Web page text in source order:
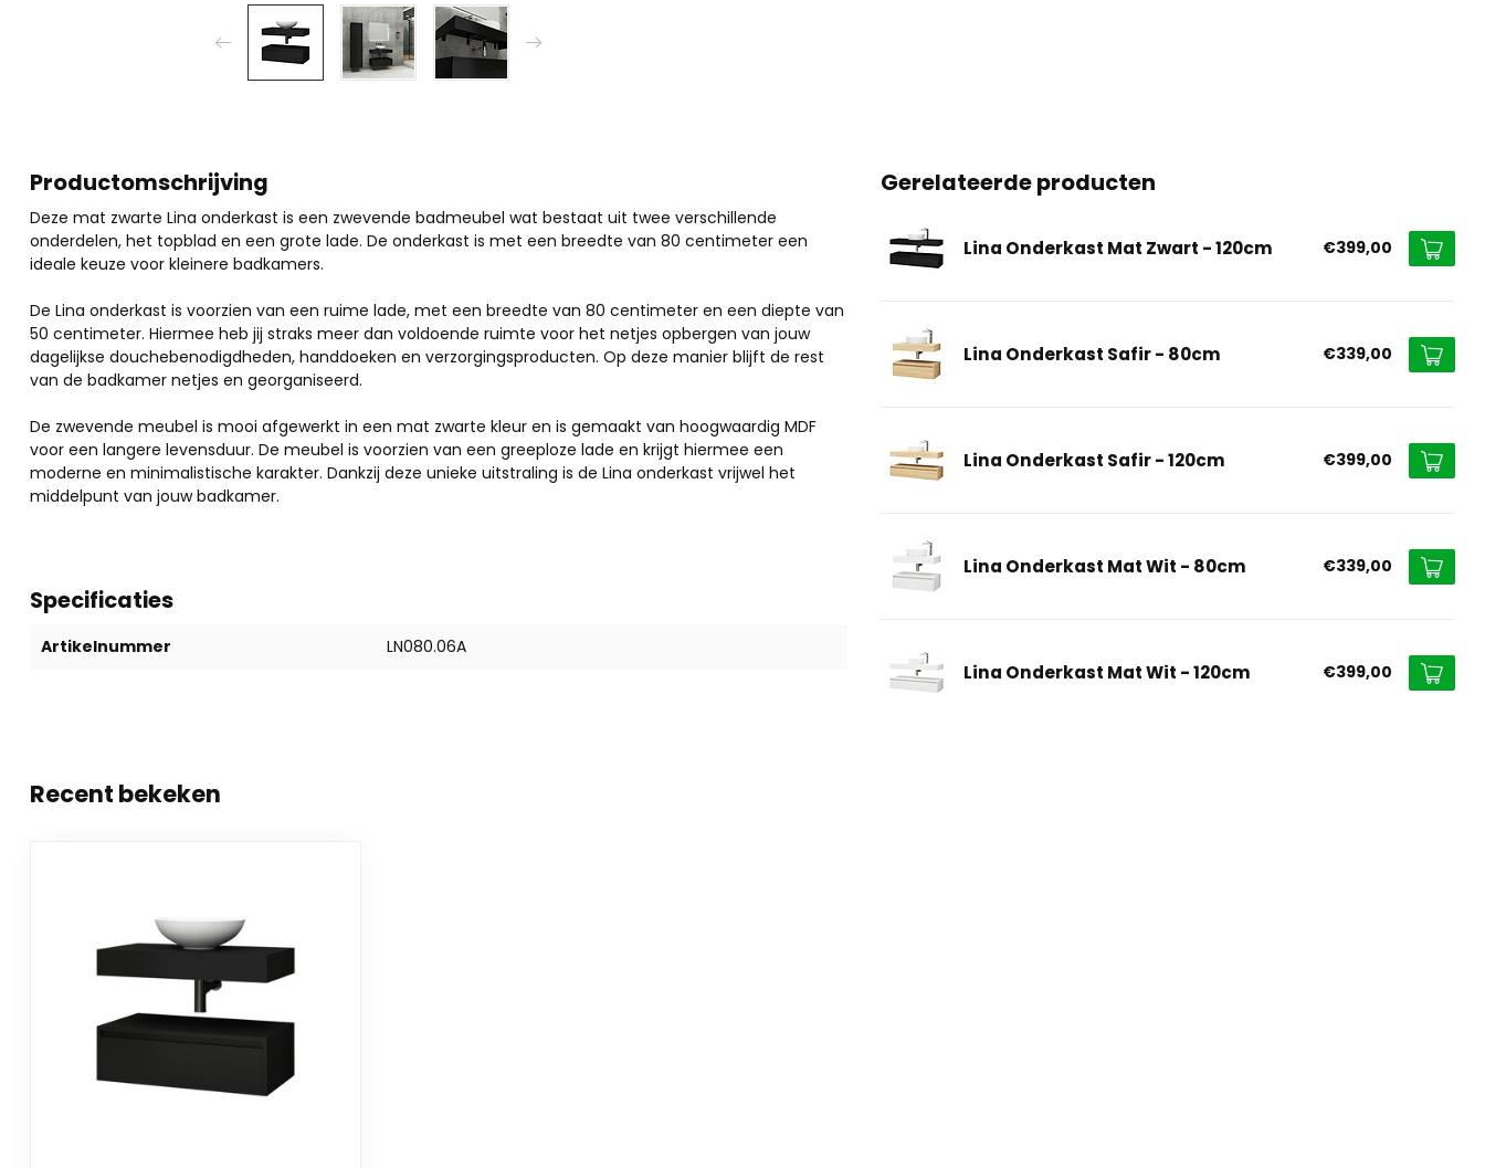
Productomschrijving
Deze mat zwarte Lina onderkast is een zwevende badmeubel wat bestaat uit twee verschillende
onderdelen, het topblad en een grote lade. De onderkast is met een breedte van 80 centimeter een
ideale keuze voor kleinere badkamers.
De Lina onderkast is voorzien van een ruime lade, met een breedte van 80 centimeter en een diepte van
50 centimeter. Hiermee heb jij straks meer dan voldoende ruimte voor het netjes opbergen van jouw
dagelijkse douchebenodigdheden, handdoeken en verzorgingsproducten. Op deze manier blijft de rest
van de badkamer netjes en georganiseerd.
De zwevende meubel is mooi afgewerkt in een mat zwarte kleur en is gemaakt van hoogwaardig MDF
voor een langere levensduur. De meubel is voorzien van een greeploze lade en krijgt hiermee een
moderne en minimalistische karakter. Dankzij deze unieke uitstraling is de Lina onderkast vrijwel het
middelpunt van jouw badkamer.
Specificaties
Artikelnummer LN080.06A
Gerelateerde producten
Lina Onderkast Mat Zwart - 120cm €399,00
Lina Onderkast Safir - 80cm €339,00
Lina Onderkast Safir - 120cm €399,00
Lina Onderkast Mat Wit - 80cm €339,00
Lina Onderkast Mat Wit - 120cm €399,00
Recent bekeken